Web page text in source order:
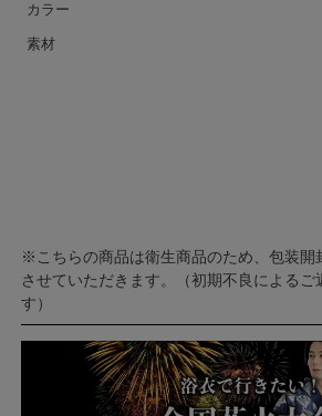
カラー
素材
※こちらの商品は衛生商品のため、包装開
させていただきます。（初期不良によるご
す）